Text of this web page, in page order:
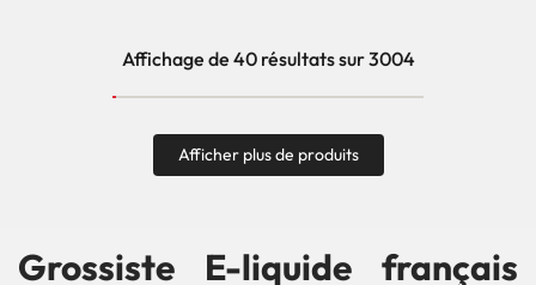
Affichage de 40 résultats sur 3004
Afficher plus de produits
Grossiste E-liquide français